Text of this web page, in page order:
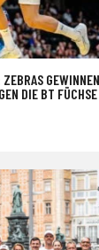
GEWINNEN
DIE BT